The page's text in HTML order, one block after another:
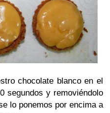
chocolate blanco en el
segundos y removiéndolo
lo ponemos por encima a